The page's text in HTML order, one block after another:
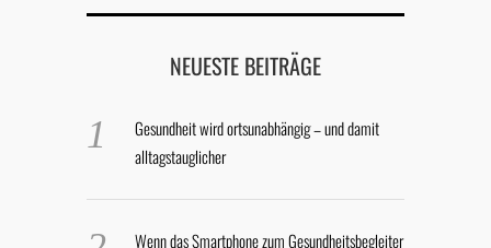
NEUESTE BEITRÄGE
Gesundheit wird ortsunabhängig – und damit
alltagstauglicher
Wenn das Smartphone zum Gesundheitsbegleiter